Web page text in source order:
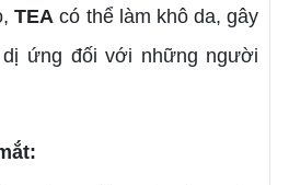
TEA có thể làm khô da, gây
dị ứng đối với những người